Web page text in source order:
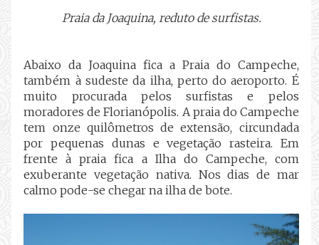
Praia da Joaquina, reduto de surfistas.
Abaixo da Joaquina fica a Praia do Campeche,
também à sudeste da ilha, perto do aeroporto. É
muito procurada pelos surfistas e pelos
moradores de Florianópolis. A praia do Campeche
tem onze quilômetros de extensão, circundada
por pequenas dunas e vegetação rasteira. Em
frente à praia fica a Ilha do Campeche, com
exuberante vegetação nativa. Nos dias de mar
calmo pode-se chegar na ilha de bote.